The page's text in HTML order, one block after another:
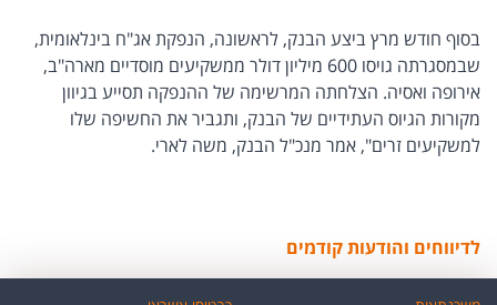
בסוף חודש מרץ ביצע הבנק, לראשונה, הנפקת אג"ח בינלאומית,
שבמסגרתה גויסו 600 מיליון דולר ממשקיעים מוסדיים מארה"ב,
אירופה ואסיה. הצלחתה המרשימה של ההנפקה תסייע בגיוון
מקורות הגיוס העתידיים של הבנק, ותגביר את החשיפה שלו
למשקיעים זרים", אמר מנכ"ל הבנק, משה לארי.
לדיווחים והודעות קודמים